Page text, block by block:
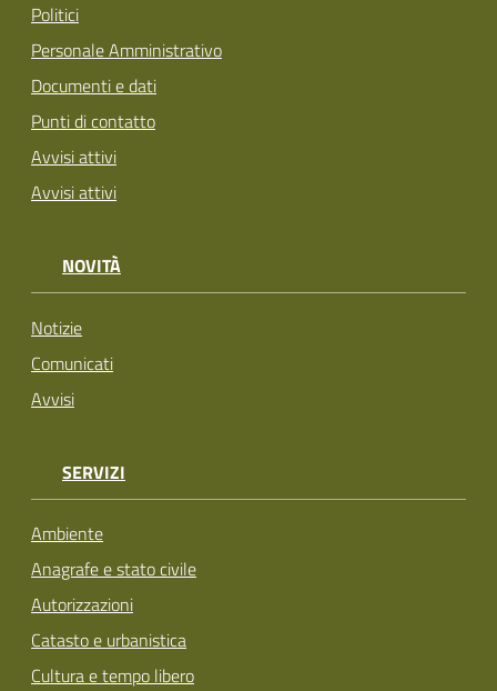
Politici
Personale Amministrativo
Documenti e dati
Punti di contatto
Avvisi attivi
Avvisi attivi
NOVITÀ
Notizie
Comunicati
Avvisi
SERVIZI
Ambiente
Anagrafe e stato civile
Autorizzazioni
Catasto e urbanistica
Cultura e tempo libero